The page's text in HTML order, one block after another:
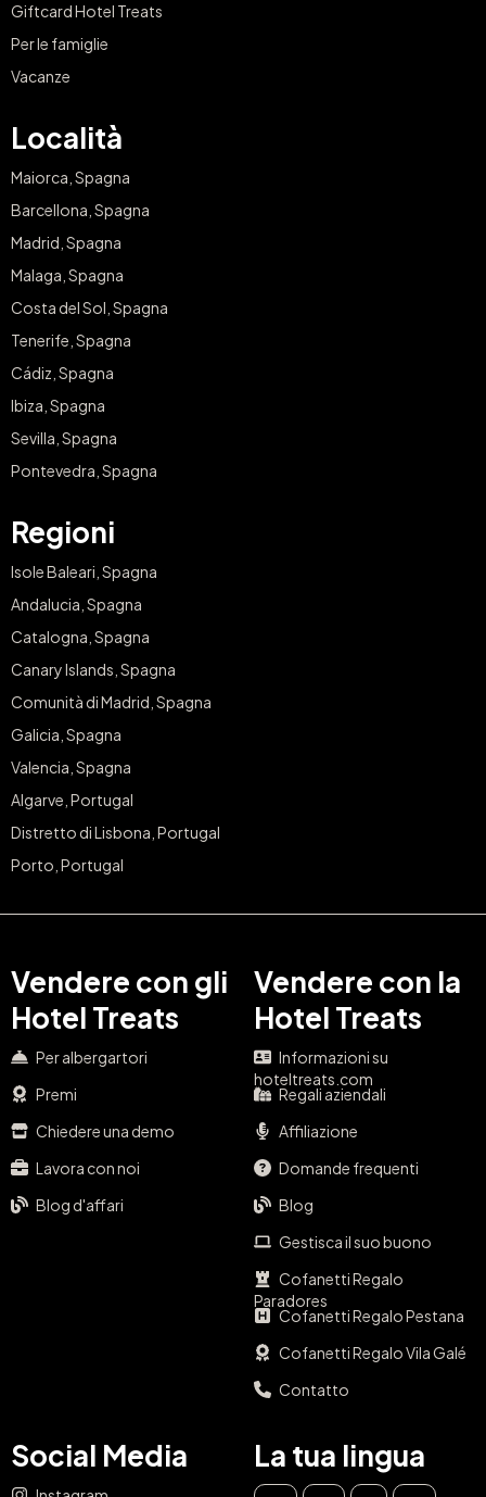
Giftcard Hotel Treats
Per le famiglie
Vacanze
Località
Maiorca, Spagna
Barcellona, Spagna
Madrid, Spagna
Malaga, Spagna
Costa del Sol, Spagna
Tenerife, Spagna
Cádiz, Spagna
Ibiza, Spagna
Sevilla, Spagna
Pontevedra, Spagna
Regioni
Isole Baleari, Spagna
Andalucia, Spagna
Catalogna, Spagna
Canary Islands, Spagna
Comunità di Madrid, Spagna
Galicia, Spagna
Valencia, Spagna
Algarve, Portugal
Distretto di Lisbona, Portugal
Porto, Portugal
Vendere con gli
Hotel Treats
Per albergartori
Premi
Chiedere una demo
Lavora con noi
Blog d'affari
Vendere con la
Hotel Treats
Informazioni su
hoteltreats.com
Regali aziendali
Affiliazione
Domande frequenti
Blog
Gestisca il suo buono
Cofanetti Regalo
Paradores
Cofanetti Regalo Pestana
Cofanetti Regalo Vila Galé
Contatto
Social Media La tua lingua